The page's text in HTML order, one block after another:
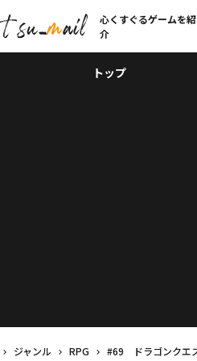
心くすぐるゲームを紹
介
トップ
ジャンル RPG #69 ドラゴンクエ